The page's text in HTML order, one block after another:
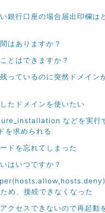
銀行口座の場合届出印欄は
はありますか？
とはできますか？
っているのに突然ドメイン
たドメインを使いたい
などを実行
を求められる
ドを忘れてしまった
はいつですか？
め、接続できなくなった
クセスできないので再起動